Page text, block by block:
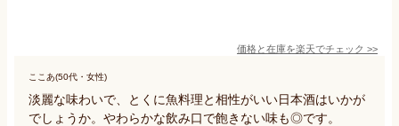
価格と在庫を楽天でチェック >>
ここあ(50代・女性)
淡麗な味わいで、とくに魚料理と相性がいい日本酒はいかが
でしょうか。やわらかな飲み口で飽きない味も◎です。